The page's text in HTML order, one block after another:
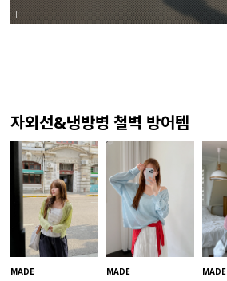
자외선&냉방병 철벽 방어템
MADE MADE MADE